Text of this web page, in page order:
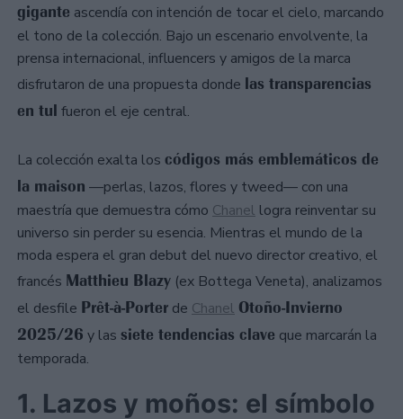
gigante ascendía con intención de tocar el cielo, marcando
el tono de la colección. Bajo un escenario envolvente, la
prensa internacional, influencers y amigos de la marca
disfrutaron de una propuesta donde las transparencias
en tul fueron el eje central.
La colección exalta los códigos más emblemáticos de
la maison —perlas, lazos, flores y tweed— con una
maestría que demuestra cómo Chanel logra reinventar su
universo sin perder su esencia. Mientras el mundo de la
moda espera el gran debut del nuevo director creativo, el
francés Matthieu Blazy (ex Bottega Veneta), analizamos
el desfile Prêt-à-Porter de Chanel Otoño-Invierno
2025/26 y las siete tendencias clave que marcarán la
temporada.
1. Lazos y moños: el símbolo